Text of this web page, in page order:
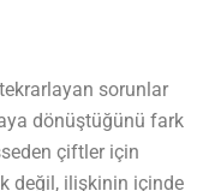
sorunlar
dönüştüğünü fark
çiftler için
değil, ilişkinin içinde